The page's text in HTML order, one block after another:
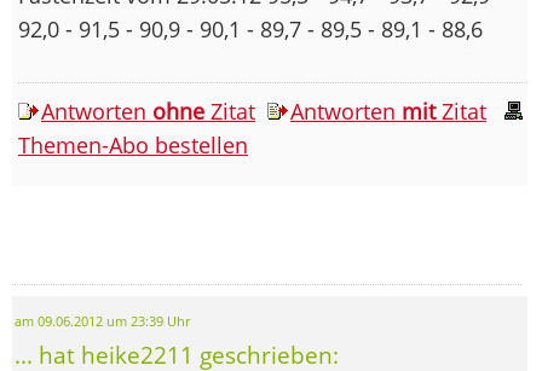
92,0 - 91,5 - 90,9 - 90,1 - 89,7 - 89,5 - 89,1 - 88,6
Antworten ohne Zitat Antworten mitZitat
Themen-Abo bestellen
am 09.06.2012 um 23:39 Uhr
... hat heike2211 geschrieben: